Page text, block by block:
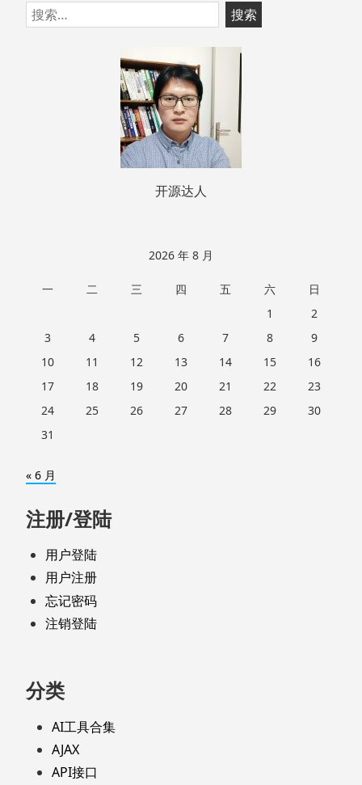
跳
至
搜
索：
开源达人
2026 年 8 月
一 二 三 四 五 六
日
1
2
3
4 5 6 7 8
9
10
11 12 13 14 15
16
17
18 19 20 21 22
23
24
25 26 27 28 29
30
31
« 6 月
注册/登陆
用户登陆
用户注册
忘记密码
注销登陆
分类
AI工具合集
AJAX
API接口